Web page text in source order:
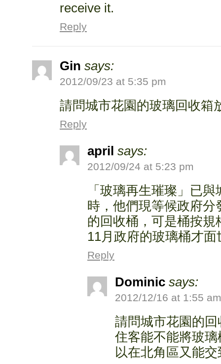
receive it.
Reply
Gin says:
2012/09/23 at 5:35 pm
請問城市花園的玻璃回收箱
Reply
april says:
2012/09/24 at 5:23 pm
「玻璃再生璀璨」已
時，他們現等候政府
的回收桶，可是桶按
11月政府的玻璃桶才面
Reply
Dominic says:
2012/12/16 at 1:55 am
請問城市花園的
住客能不能將玻
以在北角區又能